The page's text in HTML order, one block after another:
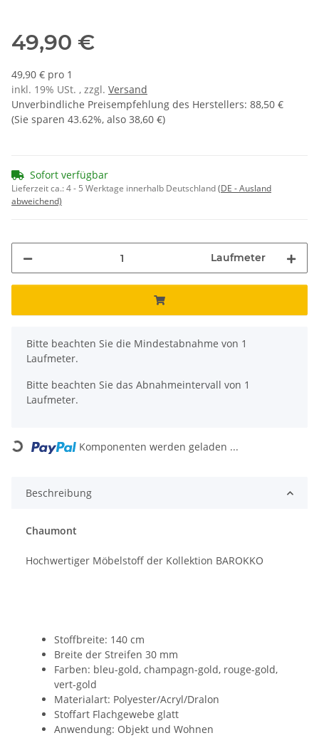
49,90 €
49,90 € pro 1
inkl. 19% USt. , zzgl. Versand
Unverbindliche Preisempfehlung des Herstellers: 88,50 €
(Sie sparen 43.62%, also 38,60 €)
Sofort verfügbar
Lieferzeit ca.:4 - 5 Werktage innerhalb Deutschland(DE - Ausland
abweichend)
Laufmeter
x
Bitte beachten Sie die Mindestabnahme von 1
Laufmeter.
Bitte beachten Sie das Abnahmeintervall von 1
Laufmeter.
Loading... Komponenten werden geladen ...
Beschreibung
Chaumont
Hochwertiger Möbelstoff der Kollektion BAROKKO
Stoffbreite: 140 cm
Breite der Streifen 30 mm
Farben: bleu-gold, champagn-gold, rouge-gold,
vert-gold
Materialart: Polyester/Acryl/Dralon
Stoffart Flachgewebe glatt
Anwendung: Objekt und Wohnen